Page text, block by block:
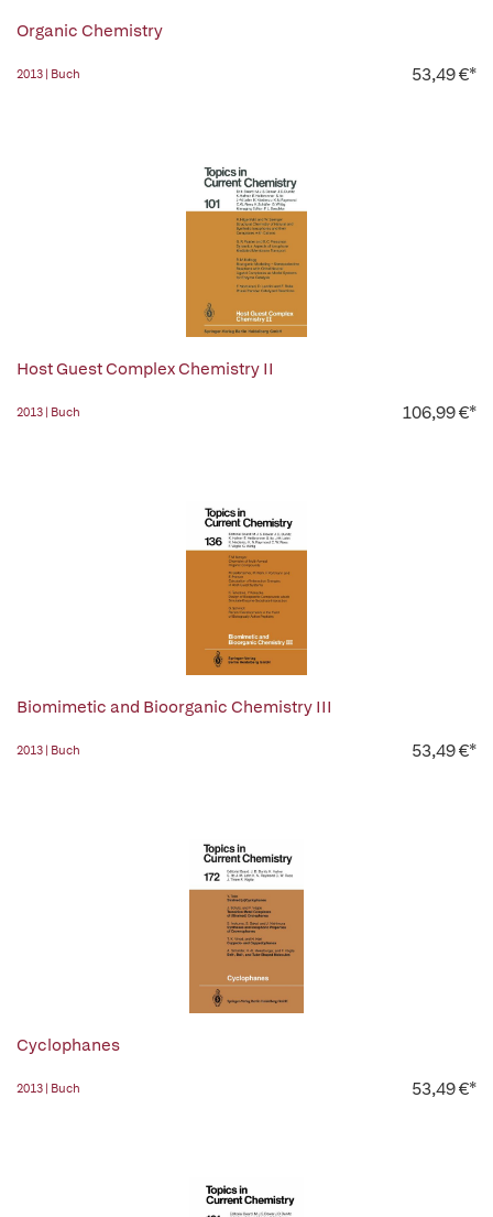
Organic Chemistry
2013 | Buch 53,49 €*
Host Guest Complex Chemistry II
2013 | Buch 106,99 €*
Biomimetic and Bioorganic Chemistry III
2013 | Buch 53,49 €*
Cyclophanes
2013 | Buch 53,49 €*